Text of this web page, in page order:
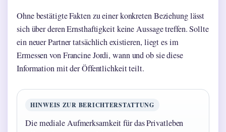
Ohne bestätigte Fakten zu einer konkreten Beziehung lässt
sich über deren Ernsthaftigkeit keine Aussage treffen. Sollte
ein neuer Partner tatsächlich existieren, liegt es im
Ermessen von Francine Jordi, wann und ob sie diese
Information mit der Öffentlichkeit teilt.
HINWEIS ZUR BERICHTERSTATTUNG
Die mediale Aufmerksamkeit für das Privatleben